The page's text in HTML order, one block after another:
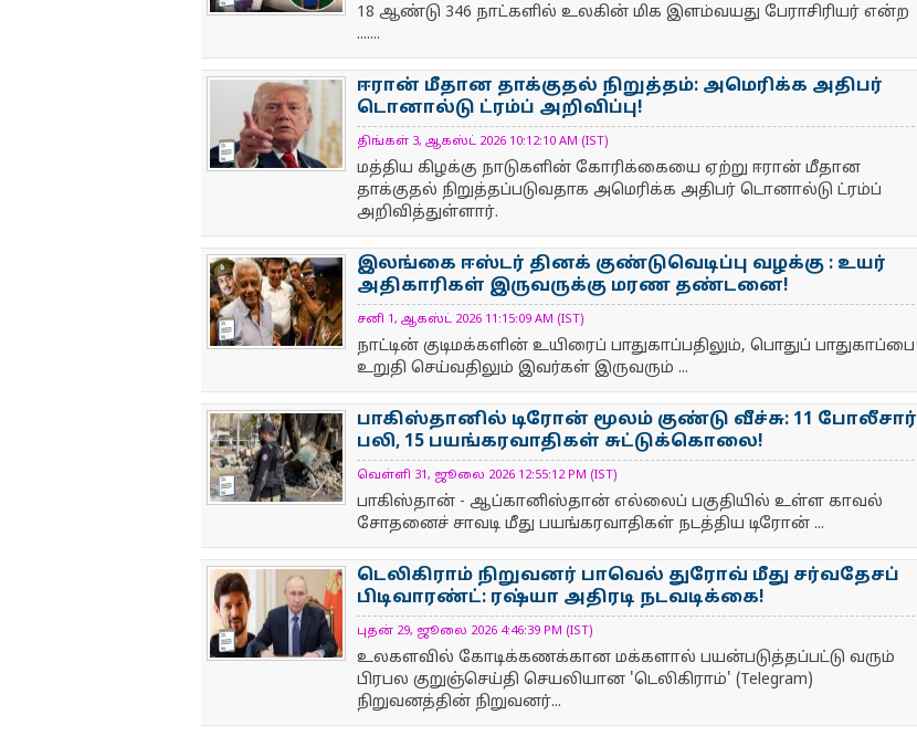
18 ஆண்டு 346 நாட்​களில் உலகின் மிக இளம்​வயது பேராசிரியர் என்ற
.......
NewsIcon
ஈரான் மீதான தாக்குதல் நிறுத்தம்: அமெரிக்க அதிபர்
டொனால்டு ட்ரம்ப் அறிவிப்பு!
திங்கள் 3, ஆகஸ்ட் 2026 10:12:10 AM (IST)
மத்திய கிழக்கு நாடுகளின் கோரிக்கையை ஏற்று ஈரான் மீதான
தாக்குதல் நிறுத்தப்படுவதாக அமெரிக்க அதிபர் டொனால்டு ட்ரம்ப்
அறிவித்துள்ளார்.
NewsIcon
இலங்கை ஈஸ்டர் தினக் குண்டுவெடிப்பு வழக்கு : உயர்
அதிகாரிகள் இருவருக்கு மரண தண்டனை!
சனி 1, ஆகஸ்ட் 2026 11:15:09 AM (IST)
நாட்டின் குடிமக்களின் உயிரைப் பாதுகாப்பதிலும், பொதுப் பாதுகாப்பை
உறுதி செய்வதிலும் இவர்கள் இருவரும் ...
NewsIcon
பாகிஸ்தானில் டிரோன் மூலம் குண்டு வீச்சு: 11 போலீசார்
பலி, 15 பயங்கரவாதிகள் சுட்டுக்கொலை!
வெள்ளி 31, ஜூலை 2026 12:55:12 PM (IST)
பாகிஸ்தான் - ஆப்கானிஸ்தான் எல்லைப் பகுதியில் உள்ள காவல்
சோதனைச் சாவடி மீது பயங்கரவாதிகள் நடத்திய டிரோன் ...
NewsIcon
டெலிகிராம் நிறுவனர் பாவெல் துரோவ் மீது சர்வதேசப்
பிடிவாரண்ட்: ரஷ்யா அதிரடி நடவடிக்கை!
புதன் 29, ஜூலை 2026 4:46:39 PM (IST)
உலகளவில் கோடிக்கணக்கான மக்களால் பயன்படுத்தப்பட்டு வரும்
பிரபல குறுஞ்செய்தி செயலியான 'டெலிகிராம்' (Telegram)
நிறுவனத்தின் நிறுவனர்...